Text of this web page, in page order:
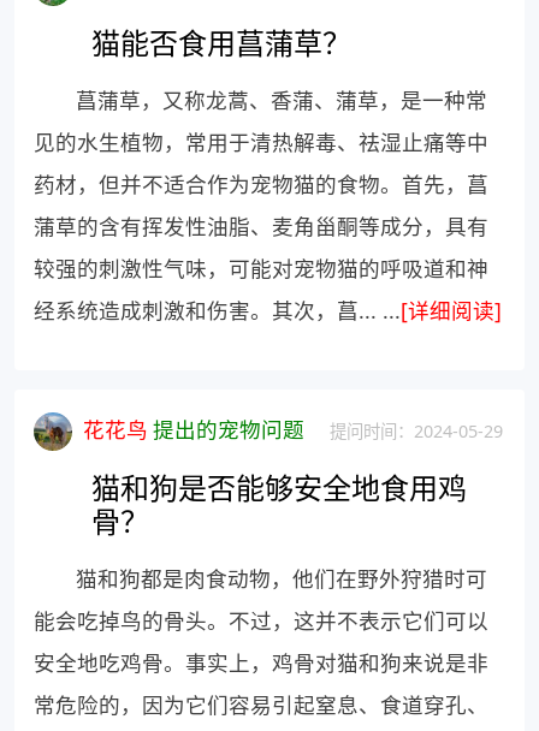
猫能否食用菖蒲草？
菖蒲草，又称龙蒿、香蒲、蒲草，是一种常
见的水生植物，常用于清热解毒、祛湿止痛等中
药材，但并不适合作为宠物猫的食物。首先，菖
蒲草的含有挥发性油脂、麦角甾酮等成分，具有
较强的刺激性气味，可能对宠物猫的呼吸道和神
经系统造成刺激和伤害。其次，菖... ...[详细阅读]
花花鸟 提出的宠物问题 提问时间：2024-05-29
猫和狗是否能够安全地食用鸡
骨？
猫和狗都是肉食动物，他们在野外狩猎时可
能会吃掉鸟的骨头。不过，这并不表示它们可以
安全地吃鸡骨。事实上，鸡骨对猫和狗来说是非
常危险的，因为它们容易引起窒息、食道穿孔、